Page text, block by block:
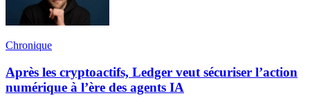
Chronique
Après les cryptoactifs, Ledger veut sécuriser l’action
numérique à l’ère des agents IA